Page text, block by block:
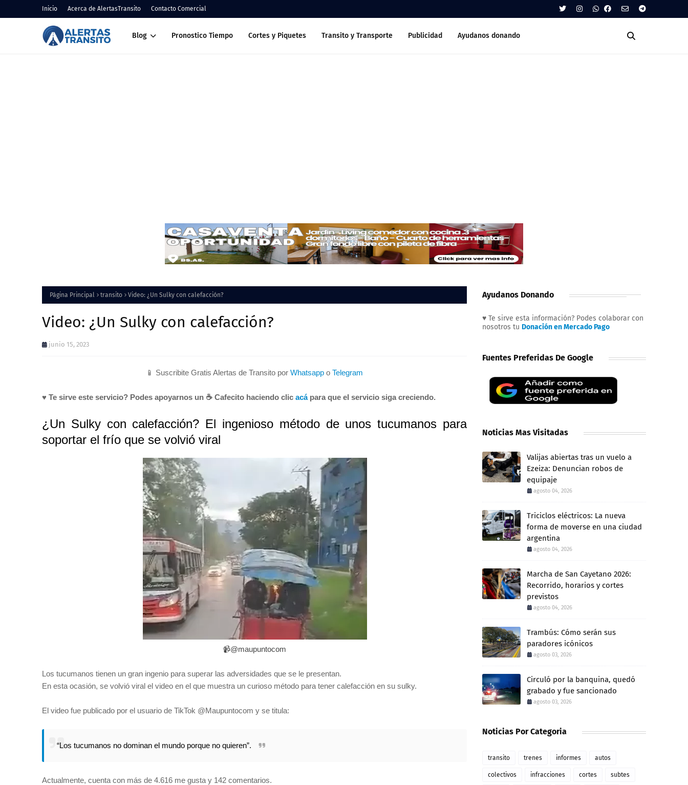
Inicio Acerca de AlertasTransito Contacto Comercial
Blog Pronostico Tiempo Cortes y Piquetes Transito y Transporte Publicidad Ayudanos donando
Página Principal transito Video: ¿Un Sulky con calefacción?
Video: ¿Un Sulky con calefacción?
junio 15, 2023
📱 Suscribite Gratis Alertas de Transito por Whatsapp o Telegram
♥ Te sirve este servicio? Podes apoyarnos un ☕ Cafecito haciendo clic acápara que el servicio siga creciendo.
¿Un Sulky con calefacción? El ingenioso método de unos tucumanos para
soportar el frío que se volvió viral
📹@maupuntocom
Los tucumanos tienen un gran ingenio para superar las adversidades que se le presentan.
En esta ocasión, se volvió viral el video en el que muestra un curioso método para tener calefacción en su sulky.
El video fue publicado por el usuario de TikTok @Maupuntocom y se titula:
“Los tucumanos no dominan el mundo porque no quieren”.
Actualmente, cuenta con más de 4.616 me gusta y 142 comentarios.
Ayudanos Donando
♥ Te sirve esta información? Podes colaborar con
nosotros tu Donación en Mercado Pago
Fuentes Preferidas De Google
Noticias Mas Visitadas
Valijas abiertas tras un vuelo a
Ezeiza: Denuncian robos de
equipaje
agosto 04, 2026
Triciclos eléctricos: La nueva
forma de moverse en una ciudad
argentina
agosto 04, 2026
Marcha de San Cayetano 2026:
Recorrido, horarios y cortes
previstos
agosto 04, 2026
Trambús: Cómo serán sus
paradores icónicos
agosto 03, 2026
Circuló por la banquina, quedó
grabado y fue sancionado
agosto 03, 2026
Noticias Por Categoria
transito trenes informes autos
colectivos infracciones cortes subtes